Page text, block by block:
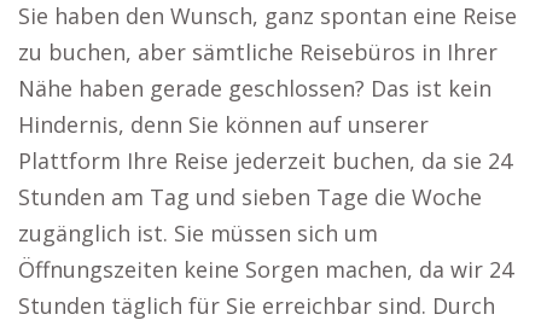
Sie haben den Wunsch, ganz spontan eine Reise
zu buchen, aber sämtliche Reisebüros in Ihrer
Nähe haben gerade geschlossen? Das ist kein
Hindernis, denn Sie können auf unserer
Plattform Ihre Reise jederzeit buchen, da sie 24
Stunden am Tag und sieben Tage die Woche
zugänglich ist. Sie müssen sich um
Öffnungszeiten keine Sorgen machen, da wir 24
Stunden täglich für Sie erreichbar sind. Durch